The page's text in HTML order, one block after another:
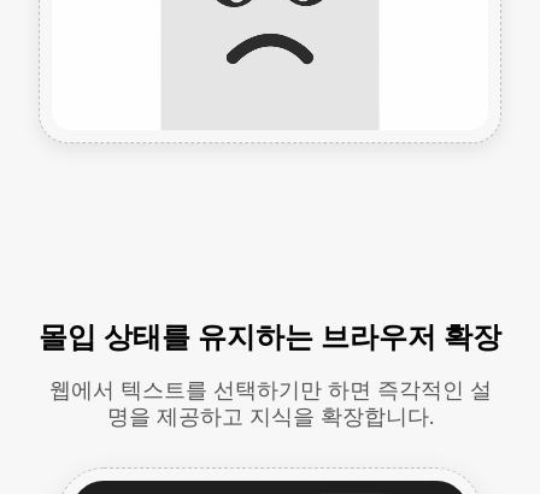
몰입 상태를 유지하는 브라우저 확장
웹에서 텍스트를 선택하기만 하면 즉각적인 설
명을 제공하고 지식을 확장합니다.